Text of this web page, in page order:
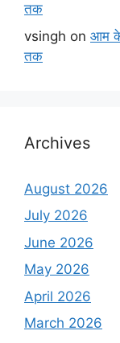
तक
vsingh on आम
तक
Archives
August 2026
July 2026
June 2026
May 2026
April 2026
March 2026